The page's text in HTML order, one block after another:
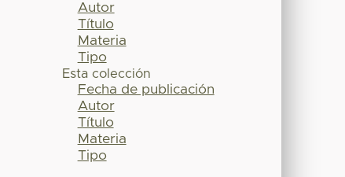
Autor
Título
Materia
Tipo
Esta colección
Fecha de publicación
Autor
Título
Materia
Tipo